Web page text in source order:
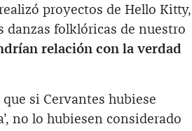
proyectos de Hello Kitty,
danzas folklóricas de nuestro
relación con la verdad
si Cervantes hubiese
no lo hubiesen considerado